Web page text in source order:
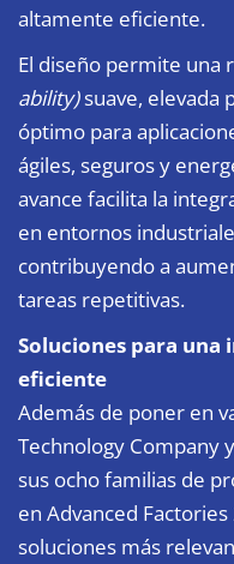
altamente eficiente.
El diseño permite una
ability)suave, elevada
óptimo para
ágiles, seguros y
avance facilita la
en entornos
contribuyendo a
tareas repetitivas.
Soluciones para una
eficiente
Además de poner en
Technology Company
sus ocho familias de
en Advanced
soluciones más